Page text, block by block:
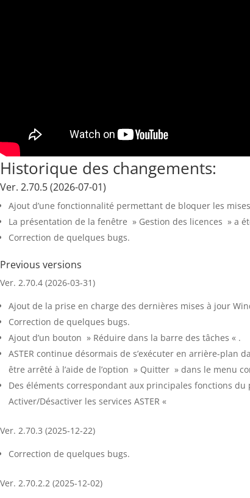
Historique des changements:
Ver. 2.70.5 (2026-07-01)
Ajout d’une fonctionnalité permettant de bloquer les
La présentation de la fenêtre » Gestion des licences » a
Correction de quelques bugs.
Previous versions
Ver. 2.70.4 (2026-03-31)
Ajout de la prise en charge des dernières mises à jour
Correction de quelques bugs.
Ajout d’un bouton » Réduire dans la barre des tâches « .
ASTER continue désormais de s’exécuter en arrière-plan
être arrêté à l’aide de l’option » Quitter » dans le menu
Des éléments correspondant aux principales fonctions du
Activer/Désactiver les services ASTER «
Ver. 2.70.3 (2025-12-22)
Correction de quelques bugs.
Ver. 2.70.2.2 (2025-12-02)